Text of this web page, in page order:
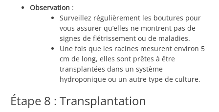
Observation :
Surveillez régulièrement les boutures pour
vous assurer qu’elles ne montrent pas de
signes de flétrissement ou de maladies.
Une fois que les racines mesurent environ 5
cm de long, elles sont prêtes à être
transplantées dans un système
hydroponique ou un autre type de culture.
Étape 8 : Transplantation